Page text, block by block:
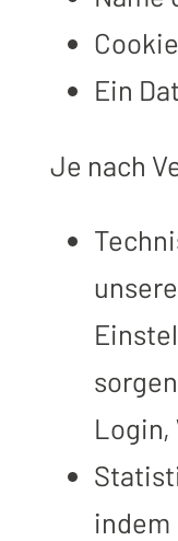
Ein
Je nach
Login,
indem